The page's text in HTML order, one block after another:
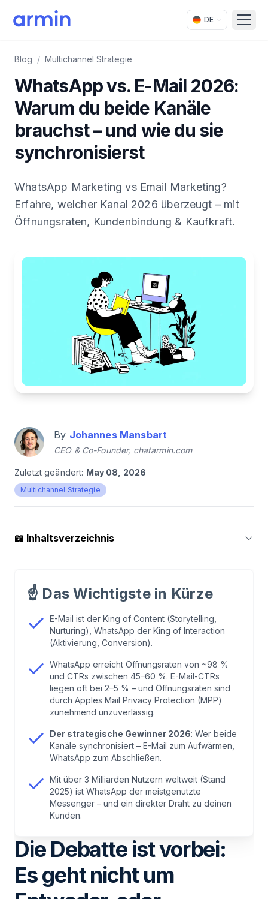
DE
Blog / Multichannel Strategie
WhatsApp vs. E-Mail 2026:
Warum du beide Kanäle
brauchst – und wie du sie
synchronisierst
WhatsApp Marketing vs Email Marketing?
Erfahre, welcher Kanal 2026 überzeugt – mit
Öffnungsraten, Kundenbindung & Kaufkraft.
By Johannes Mansbart
CEO & Co-Founder, chatarmin.com
Zuletzt geändert: May 08, 2026
Multichannel Strategie
📖 Inhaltsverzeichnis
Entweder-oder
. Die Zahlen sprechen eine klare Sprache
2026
Zustellung: Wo E-Mail technisch ins
Hintertreffen gerät
Wann welcher Kanal? Die Use-Case-Matrix
.Der Hybrid-Ansatz: E-Mail wärmt auf,
WhatsApp schließt ab
Autoresponder
8.Zero-Party Data: WhatsApp Flows als
Datengoldmine
☝️ Das Wichtigste in Kürze
E-Mail ist der King of Content (Storytelling,
Nurturing), WhatsApp der King of Interaction
(Aktivierung, Conversion).
WhatsApp erreicht Öffnungsraten von ~98 %
und CTRs zwischen 45–60 %. E-Mail-CTRs
liegen oft bei 2–5 % – und Öffnungsraten sind
durch Apples Mail Privacy Protection (MPP)
zunehmend unzuverlässig.
Der strategische Gewinner 2026: Wer beide
Kanäle synchronisiert – E-Mail zum Aufwärmen,
WhatsApp zum Abschließen.
Mit über 3 Milliarden Nutzern weltweit (Stand
2025) ist WhatsApp der meistgenutzte
Messenger – und ein direkter Draht zu deinen
Kunden.
Die Debatte ist vorbei:
Es geht nicht um